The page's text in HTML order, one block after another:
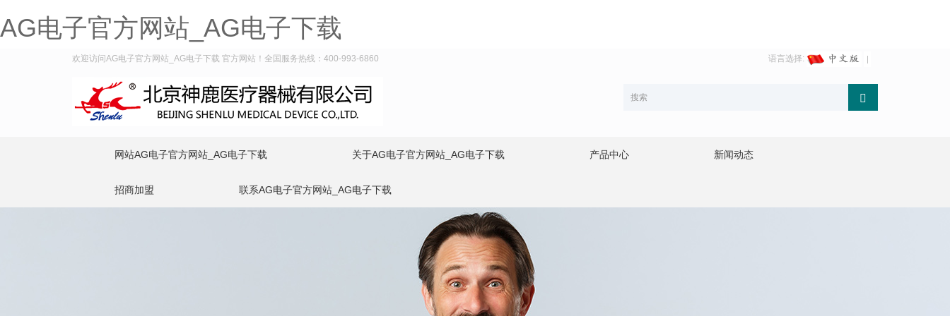
AG电子官方网站_AG电子下载
欢迎访问AG电子官方网站_AG电子下载 官方网站！全国服务热线：400-993-6860 语言选择:
网站AG电子官方网站_AG电子下载 关于AG电子官方网站_AG电子下载 产品中心 新闻动态
招商加盟 联系AG电子官方网站_AG电子下载